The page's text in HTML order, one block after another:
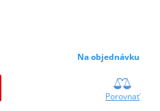
Na objednávku
Porovnať